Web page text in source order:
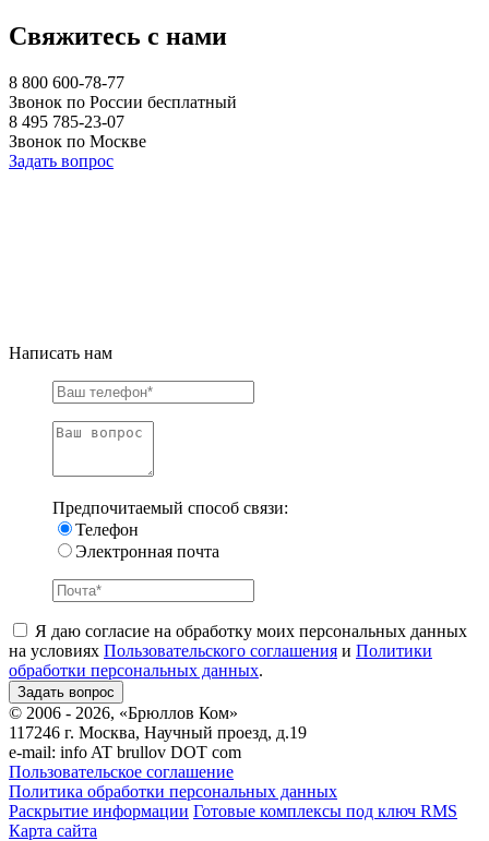
Свяжитесь с нами
8 800 600-78-77
Звонок по России бесплатный
8 495 785-23-07
Звонок по Москве
Задать вопрос
Написать нам
Предпочитаемый способ связи:
Телефон
Электронная почта
Я даю согласие на обработку моих персональных данных
на условиях Пользовательского соглашения и Политики
обработки персональных данных.
© 2006 - 2026, «Брюллов Ком»
117246 г. Москва, Научный проезд, д.19
e-mail: info AT brullov DOT com
Пользовательское соглашение
Политика обработки персональных данных
Раскрытие информации Готовые комплексы под ключ RMS
Карта сайта